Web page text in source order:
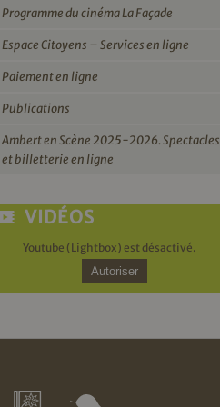
Programme du cinéma La Façade
Espace Citoyens – Services en ligne
Paiement en ligne
Publications
Ambert en Scène 2025-2026. Spectacles
et billetterie en ligne
VIDÉOS
Youtube (Lightbox) est désactivé.
Autoriser